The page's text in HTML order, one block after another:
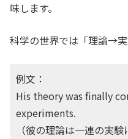
味します。
科学の世界では「理論→実
例文：
His theory was finally
experiments.
（彼の理論は一連の実